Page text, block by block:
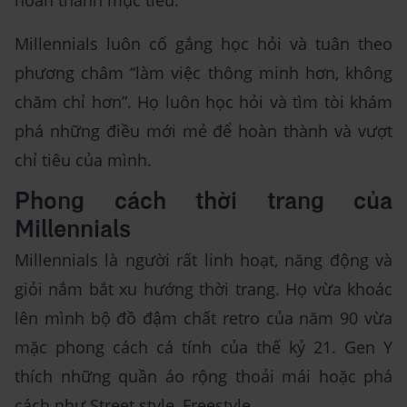
Millennials luôn cố gắng học hỏi và tuân theo
phương châm “làm việc thông minh hơn, không
chăm chỉ hơn”. Họ luôn học hỏi và tìm tòi khám
phá những điều mới mẻ để hoàn thành và vượt
chỉ tiêu của mình.
Phong cách thời trang của
Millennials
Millennials là người rất linh hoạt, năng động và
giỏi nắm bắt xu hướng thời trang. Họ vừa khoác
lên mình bộ đồ đậm chất retro của năm 90 vừa
mặc phong cách cá tính của thế kỷ 21. Gen Y
thích những quần áo rộng thoải mái hoặc phá